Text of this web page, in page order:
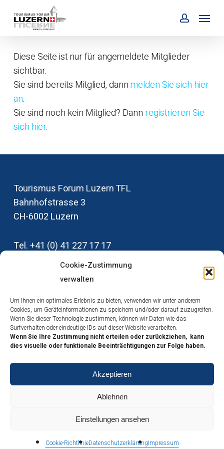
Cookie-Zustimmung
verwalten
Um Ihnen ein optimales Erlebnis zu bieten, verwenden wir unter anderem
Cookies, um Geräteinformationen zu speichern und/oder darauf zuzugreifen.
Wenn Sie dieser Technologie zustimmen, können wir Daten wie das
Surfverhalten oder eindeutige IDs auf dieser Website verarbeiten.
Wenn Sie Ihre Zustimmung nicht erteilen oder zurückziehen, kann
dies visuelle oder funktionale Beeinträchtigungen zur Folge haben.
Akzeptieren
Ablehnen
Einstellungen ansehen
Cookie-RichtlinieDatenschutzerklärungImpressum
account
Menu
Diese Seite ist nur für angemeldete Mitglieder
sichtbar.
Sie sind bereits Mitglied, dannmelden Sie sich hier
an.
Sie sind noch kein Mitglied? Dann registrieren Sie
sich hier.
Tourismus Forum Luzern TFL
Bahnhofstrasse 3
CH-6002‭ ‬Luzern
Tel‭. +‬41‭ (‬0‭) ‬41‭ ‬227‭ ‬17‭ ‬17
info@tfl-luzern.ch
Medienstelle TFL
Impressum
Datenschutz
Cookies
© 2026 Tourismus Forum Luzern. Tourismus Forum Luzern. Alle Rechte